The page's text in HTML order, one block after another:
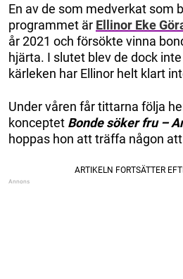
En av de som medverkat som
programmet är Ellinor Eke
år 2021 och försökte vinna
hjärta. I slutet blev de dock
kärleken har Ellinor helt klart
Under våren får tittarna följa
konceptet Bonde söker fru –
hoppas hon att träffa någon